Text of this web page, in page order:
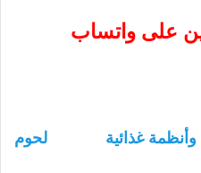
على واتساب
غذائية
لحوم